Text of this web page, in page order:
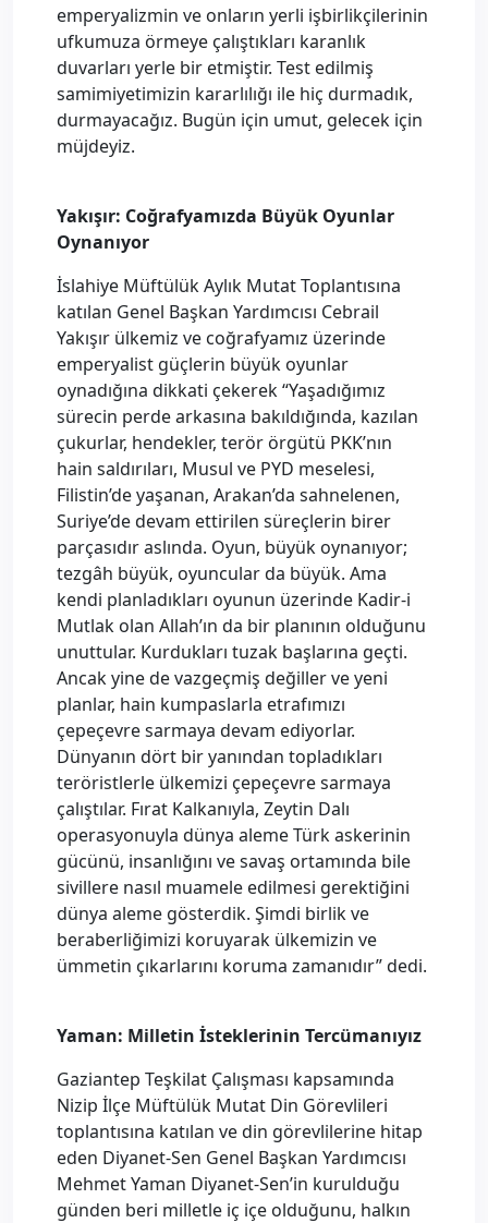
emperyalizmin ve onların yerli işbirlikçilerinin
ufkumuza örmeye çalıştıkları karanlık
duvarları yerle bir etmiştir. Test edilmiş
samimiyetimizin kararlılığı ile hiç durmadık,
durmayacağız. Bugün için umut, gelecek için
müjdeyiz.
Yakışır: Coğrafyamızda Büyük Oyunlar
Oynanıyor
İslahiye Müftülük Aylık Mutat Toplantısına
katılan Genel Başkan Yardımcısı Cebrail
Yakışır ülkemiz ve coğrafyamız üzerinde
emperyalist güçlerin büyük oyunlar
oynadığına dikkati çekerek “Yaşadığımız
sürecin perde arkasına bakıldığında, kazılan
çukurlar, hendekler, terör örgütü PKK’nın
hain saldırıları, Musul ve PYD meselesi,
Filistin’de yaşanan, Arakan’da sahnelenen,
Suriye’de devam ettirilen süreçlerin birer
parçasıdır aslında. Oyun, büyük oynanıyor;
tezgâh büyük, oyuncular da büyük. Ama
kendi planladıkları oyunun üzerinde Kadir-i
Mutlak olan Allah’ın da bir planının olduğunu
unuttular. Kurdukları tuzak başlarına geçti.
Ancak yine de vazgeçmiş değiller ve yeni
planlar, hain kumpaslarla etrafımızı
çepeçevre sarmaya devam ediyorlar.
Dünyanın dört bir yanından topladıkları
teröristlerle ülkemizi çepeçevre sarmaya
çalıştılar. Fırat Kalkanıyla, Zeytin Dalı
operasyonuyla dünya aleme Türk askerinin
gücünü, insanlığını ve savaş ortamında bile
sivillere nasıl muamele edilmesi gerektiğini
dünya aleme gösterdik. Şimdi birlik ve
beraberliğimizi koruyarak ülkemizin ve
ümmetin çıkarlarını koruma zamanıdır” dedi.
Yaman: Milletin İsteklerinin Tercümanıyız
Gaziantep Teşkilat Çalışması kapsamında
Nizip İlçe Müftülük Mutat Din Görevlileri
toplantısına katılan ve din görevlilerine hitap
eden Diyanet-Sen Genel Başkan Yardımcısı
Mehmet Yaman Diyanet-Sen’in kurulduğu
günden beri milletle iç içe olduğunu, halkın